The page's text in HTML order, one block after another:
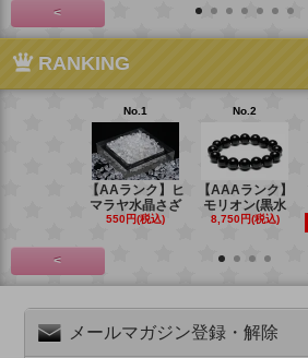
<
RANKING
No.1
【AAランク】ヒ
マラヤ水晶さざ
550円(税込)
No.2
【AAAランク】
モリオン(黒水
8,750円(税込)
<
メールマガジン登録・解除